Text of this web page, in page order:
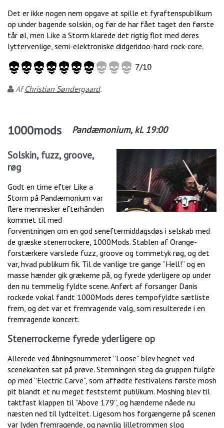
Det er ikke nogen nem opgave at spille et fyraftenspublikum
op under bagende solskin, og før de har fået taget den første
tår øl, men Like a Storm klarede det rigtig flot med deres
lyttervenlige, semi-elektroniske didgeridoo-hard-rock-core.
7/10
AfChristian Søndergaard.
1000mods Pandæmonium, kl. 19:00
Solskin, fuzz, groove,
røg
Godt en time efter Like a
Storm på Pandæmonium var
flere mennesker efterhånden
kommet til med
forventningen om en god seneftermiddagsdøs i selskab med
de græske stenerrockere, 1000Mods. Stablen af Orange-
forstærkere varslede fuzz, groove og tommetyk røg, og det
var, hvad publikum fik. Til de vanlige tre gange ”Hell!” og en
masse hænder gik grækerne på, og fyrede yderligere op under
den nu temmelig fyldte scene. Anført af forsanger Danis
rockede vokal fandt 1000Mods deres tempofyldte sætliste
frem, og det var et fremragende valg, som resulterede i en
fremragende koncert.
Stenerrockerne fyrede yderligere op
Allerede ved åbningsnummeret ”Loose” blev hegnet ved
scenekanten sat på prøve. Stemningen steg da gruppen fulgte
op med ”Electric Carve”, som affødte festivalens første mosh
pit blandt et nu meget feststemt publikum. Moshing blev til
taktfast klappen til ”Above 179”, og hænderne nåede nu
næsten ned til lydteltet. Ligesom hos forgængerne på scenen
var lyden fremragende, og navnlig lilletrommen slog